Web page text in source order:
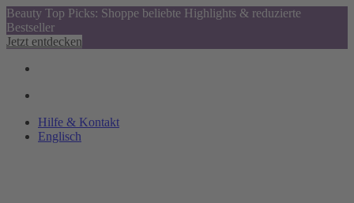
Beauty Top Picks: Shoppe beliebte Highlights & reduzierte
Bestseller
Jetzt entdecken
Hilfe & Kontakt
Englisch